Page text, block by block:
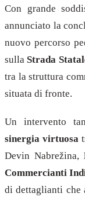
Con grande
annunciato la
nuovo percorso
sulla Strada
tra la struttura
situata di fronte.
Un intervento
sinergia virtuosa
Devin Nabrežina,
Commercianti
di dettaglianti che